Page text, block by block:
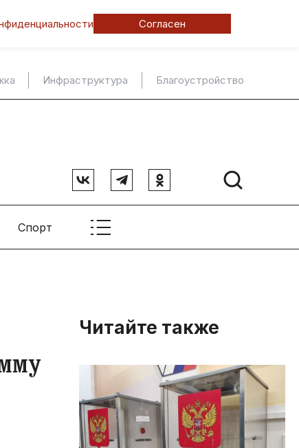
Согласен
Инфраструктура Благоустройство
Спорт
Читайте также